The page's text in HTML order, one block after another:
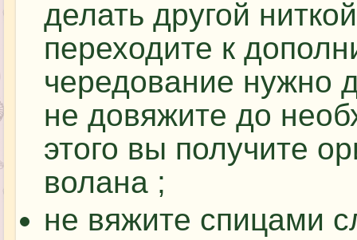
делать другой
переходите к
чередование нужно
не довяжите до
этого вы получите
волана ;
не вяжите спицами